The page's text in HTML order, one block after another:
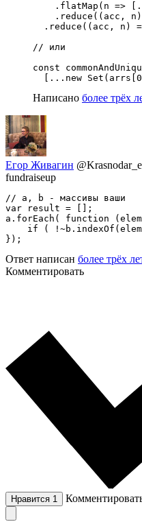
.flatMap(n =>
.reduce((acc,
.reduce((acc, n)
// или
const
[...new
Написано более трёх
Егор Живагин
fundraiseup
// a, b - массивы ваши
var result = [];
a.forEach( function
if (
});
Ответ написан более трёх
Комментировать
Нравится 1